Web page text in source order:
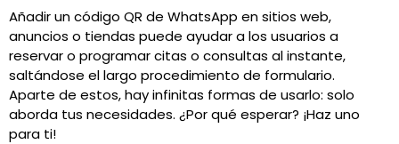
Añadir un código QR de WhatsApp en sitios web,
anuncios o tiendas puede ayudar a los usuarios a
reservar o programar citas o consultas al instante,
saltándose el largo procedimiento de formulario.
Aparte de estos, hay infinitas formas de usarlo: solo
aborda tus necesidades. ¿Por qué esperar? ¡Haz uno
para ti!